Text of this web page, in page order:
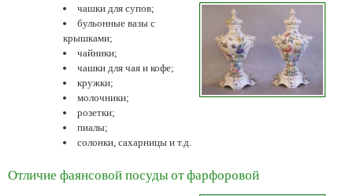
чашки для супов;
бульонные вазы с
крышками;
чайники;
чашки для чая и кофе;
кружки;
молочники;
розетки;
пиалы;
солонки, сахарницы и т.д.
Отличие фаянсовой посуды от фарфоровой